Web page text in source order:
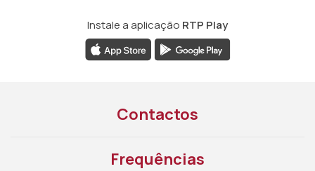
Instale a aplicação RTP Play
Contactos
Frequências